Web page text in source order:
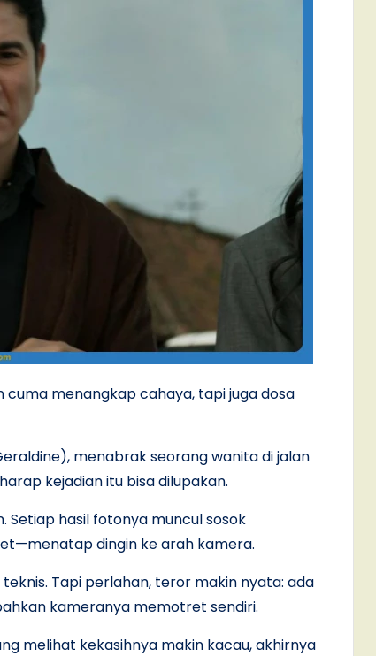
menangkap cahaya, tapi juga dosa
menabrak seorang wanita di jalan
kejadian itu bisa dilupakan.
Setiap hasil fotonya muncul sosok
dingin ke arah kamera.
Tapi perlahan, teror makin nyata: ada
kameranya memotret sendiri.
melihat kekasihnya makin kacau, akhirnya